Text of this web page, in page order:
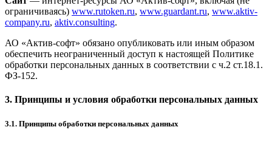
ограничиваясь) www.rutoken.ru, www.guardant.ru, www.aktiv-
company.ru, aktiv.consulting.
АО «Актив-софт» обязано опубликовать или иным образом
обеспечить неограниченный доступ к настоящей Политике
обработки персональных данных в соответствии с ч.2 ст.18.1.
ФЗ-152.
3. Принципы и условия обработки персональных данных
3.1. Принципы обработки персональных данных